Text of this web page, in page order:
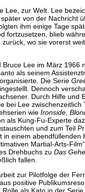
zur Welt. Lee
von der Nachricht
ihm einige Tage
blieb
wo sie vorerst
Lee im März 1966
als seinem
Die Serie
Dennoch
Durch Hilfe
bei Lee
wie Ironside,
Kung-Fu-Experte
und zum Teil
einem
Martial-Arts-
Drehbuchs zu Das
fallen.
zur Pilotfolge der
positive